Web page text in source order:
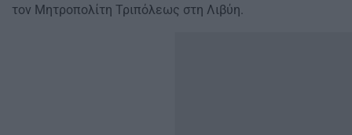
τον Μητροπολίτη Τριπόλεως στη Λιβύη.